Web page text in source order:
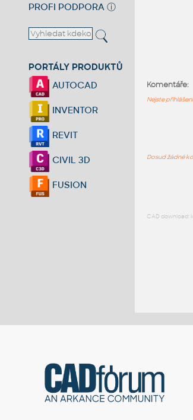
PROFI PODPORA ⓘ
PORTÁLY PRODUKTŮ
AUTOCAD
INVENTOR
REVIT
CIVIL 3D
FUSION
Komentáře:
Nejste
Dosud žádné
CAD download: